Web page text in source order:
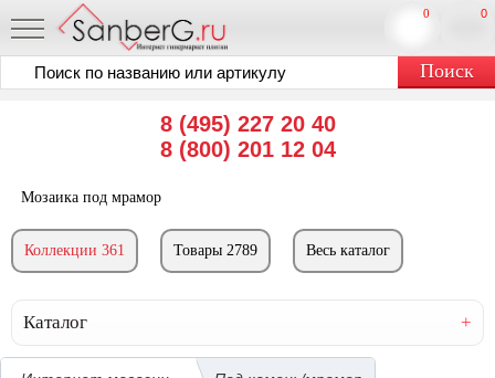
8 (495) 227 20 40
8 (800) 201 12 04
0
0
Мозаика под мрамор
Коллекции 361 Товары 2789 Весь каталог
Каталог